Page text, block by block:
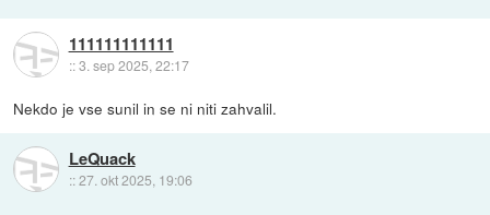
111111111111
::3. sep 2025, 22:17
Nekdo je vse sunil in se ni niti zahvalil.
LeQuack
::27. okt 2025, 19:06